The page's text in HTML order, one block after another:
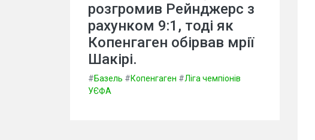
розгромив Рейнджерс з
рахунком 9:1, тоді як
Копенгаген обірвав мрії
Шакірі.
#Базель #Копенгаген #Ліга чемпіонів
УЄФА